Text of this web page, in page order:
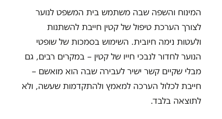
המינוח והשפה שבה משתמש בית המשפט לנוער
לצורך הערכת טיפול של קטין חייבת להשתנות
ולעטות נימה חיובית. השימוש בסמכות של שופטי
הנוער לחדור לנבכי חייו של קטין – במקרים רבים, גם
מבלי שקיים קשר ישיר לעבירה שבה הוא מואשם –
חייבת לכלול הערכה למאמץ ולהתקדמות שעשה, ולא
לתוצאה בלבד.